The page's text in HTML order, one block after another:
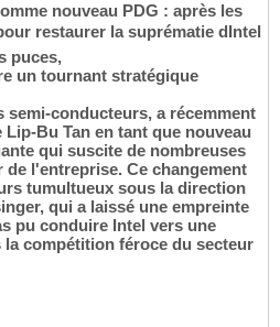
nouveau PDG : après les
restaurer la suprématie dIntel
puces,
un tournant stratégique
semi-conducteurs, a récemment
Bu Tan en tant que nouveau
qui suscite de nombreuses
l'entreprise. Ce changement
tumultueux sous la direction
qui a laissé une empreinte
pu conduire Intel vers une
compétition féroce du secteur